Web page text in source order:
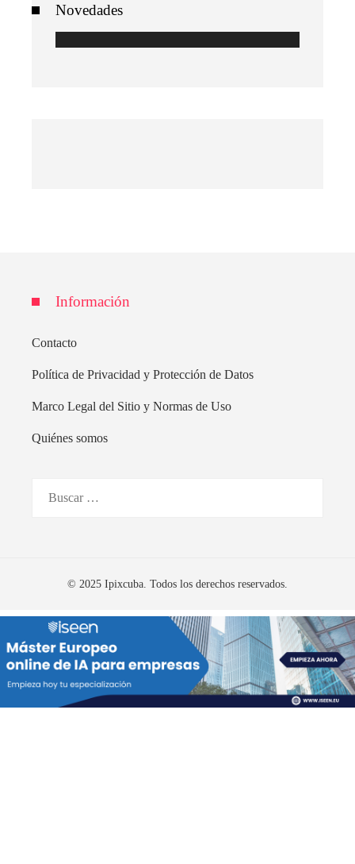
Novedades
Información
Contacto
Política de Privacidad y Protección de Datos
Marco Legal del Sitio y Normas de Uso
Quiénes somos
© 2025 Ipixcuba. Todos los derechos reservados.